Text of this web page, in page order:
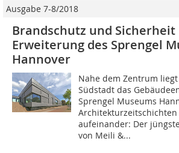
Ausgabe 7-8/2018
Brandschutz und Sicherheit
Erweiterung des Sprengel
Hannover
Nahe dem Zentrum
Südstadt das
Sprengel Museums
aufeinander: Der
von Meili &...